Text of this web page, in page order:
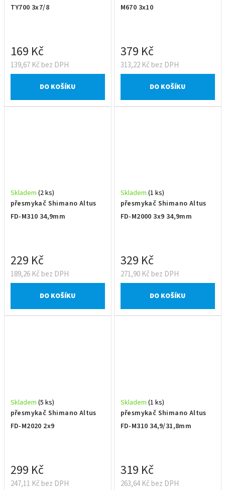
TY700 3x7/8
139,67 Kč bez DPH
169 Kč
DO KOŠÍKU
M670 3x10
313,22 Kč bez DPH
379 Kč
DO KOŠÍKU
přesmykač Shimano Altus
FD-M310 34,9mm
Skladem (2 ks)
189,26 Kč bez DPH
229 Kč
DO KOŠÍKU
přesmykač Shimano Altus
FD-M2000 3x9 34,9mm
Skladem (1 ks)
271,90 Kč bez DPH
329 Kč
DO KOŠÍKU
přesmykač Shimano Altus
FD-M2020 2x9
Skladem (5 ks)
247,11 Kč bez DPH
299 Kč
přesmykač Shimano Altus
FD-M310 34,9/31,8mm
Skladem (1 ks)
263,64 Kč bez DPH
319 Kč